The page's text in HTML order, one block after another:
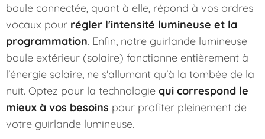
boule connectée , quant à elle, répond à vos ordres
vocaux pour régler l'intensité lumineuse et la
programmation. Enfin, notre guirlande lumineuse
boule extérieur (solaire) fonctionne entièrement à
l'énergie solaire, ne s'allumant qu'à la tombée de la
nuit. Optez pour la technologie qui correspond le
mieux à vos besoins pour profiter pleinement de
votre guirlande lumineuse.